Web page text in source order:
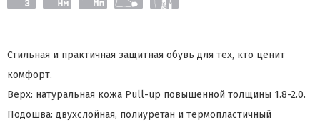
Стильная и практичная защитная обувь для тех, кто ценит
комфорт.
Верх: натуральная кожа Pull-up повышенной толщины 1.8-2.0.
Подошва: двухслойная, полиуретан и термопластичный